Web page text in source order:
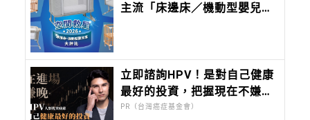
主流「床邊床／機動型嬰兒
方
立即諮詢HPV！是對自己健康
最好的投資，把握現在不嫌
晚！
PR（台灣癌症基金會）